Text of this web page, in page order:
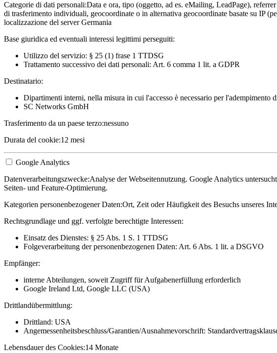
Categorie di dati personali:Data e ora, tipo (oggetto, ad es. eMailing, LeadPage),
di trasferimento individuali, geocoordinate o in alternativa geocoordinate basate su IP
localizzazione del server Germania
Base giuridica ed eventuali interessi legittimi perseguiti:
Utilizzo del servizio: § 25 (1) frase 1 TTDSG
Trattamento successivo dei dati personali: Art. 6 comma 1 lit. a GDPR
Destinatario:
Dipartimenti interni, nella misura in cui l'accesso è necessario per l'adempimento
SC Networks GmbH
Trasferimento da un paese terzo:nessuno
Durata del cookie:12 mesi
Google Analytics
Datenverarbeitungszwecke:Analyse der Webseitennutzung. Google Analytics
Seiten- und Feature-Optimierung.
Kategorien personenbezogener Daten:Ort, Zeit oder Häufigkeit des Besuchs unseres
Rechtsgrundlage und ggf. verfolgte berechtigte Interessen:
Einsatz des Dienstes: § 25 Abs. 1 S. 1 TTDSG
Folgeverarbeitung der personenbezogenen Daten: Art. 6 Abs. 1 lit. a DSGVO
Empfänger:
interne Abteilungen, soweit Zugriff für Aufgabenerfüllung erforderlich
Google Ireland Ltd, Google LLC (USA)
Drittlandübermittlung:
Drittland: USA
Angemessenheitsbeschluss/Garantien/Ausnahmevorschrift:
Lebensdauer des Cookies:14 Monate